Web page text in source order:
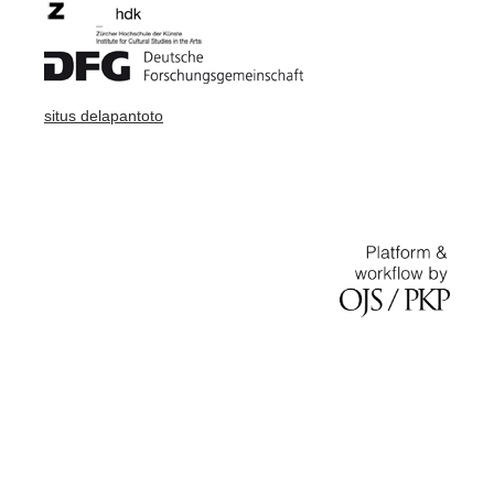
situs delapantoto